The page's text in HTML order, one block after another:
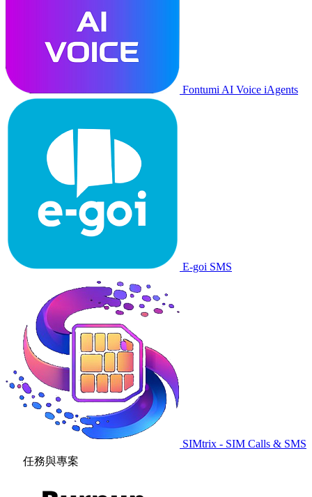
Fontumi AI Voice iAgents
E-goi SMS
SIMtrix - SIM Calls & SMS
任務與專案